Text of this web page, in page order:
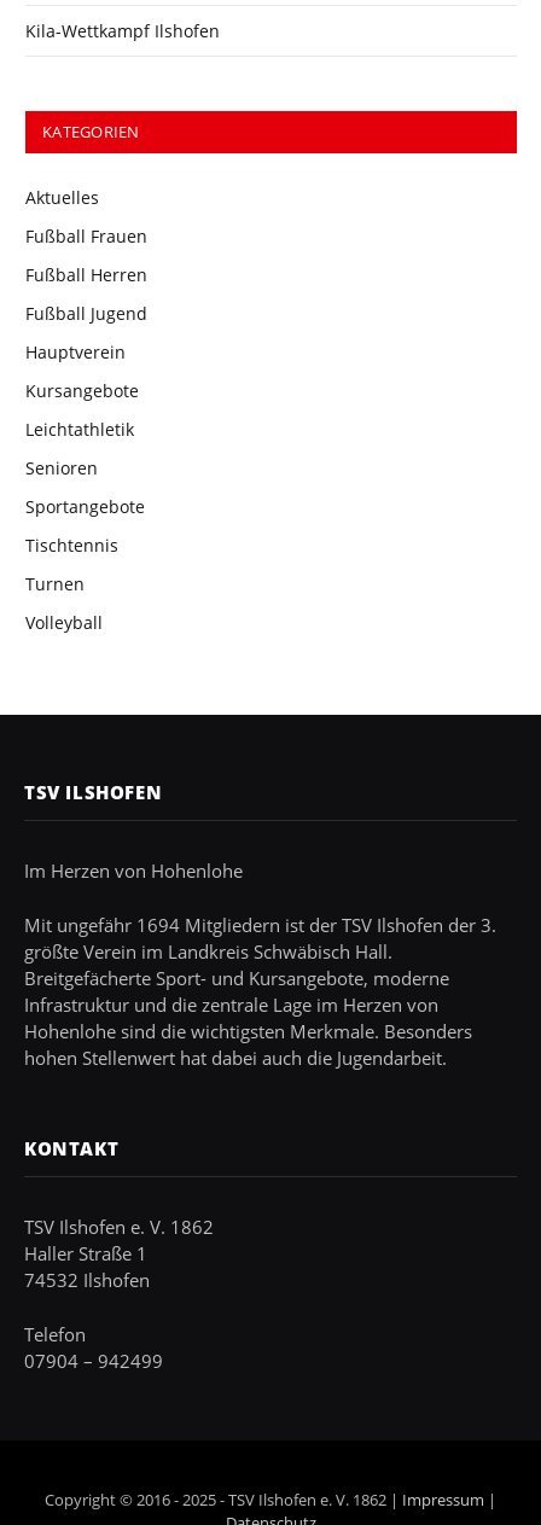
Kila-Wettkampf Ilshofen
KATEGORIEN
Aktuelles
Fußball Frauen
Fußball Herren
Fußball Jugend
Hauptverein
Kursangebote
Leichtathletik
Senioren
Sportangebote
Tischtennis
Turnen
Volleyball
TSV ILSHOFEN
Im Herzen von Hohenlohe
Mit ungefähr 1694 Mitgliedern ist der TSV Ilshofen der 3.
größte Verein im Landkreis Schwäbisch Hall.
Breitgefächerte Sport- und Kursangebote, moderne
Infrastruktur und die zentrale Lage im Herzen von
Hohenlohe sind die wichtigsten Merkmale. Besonders
hohen Stellenwert hat dabei auch die Jugendarbeit.
KONTAKT
TSV Ilshofen e. V. 1862
Haller Straße 1
74532 Ilshofen
Telefon
07904 – 942499
Copyright © 2016 - 2025 - TSV Ilshofen e. V. 1862 | Impressum |